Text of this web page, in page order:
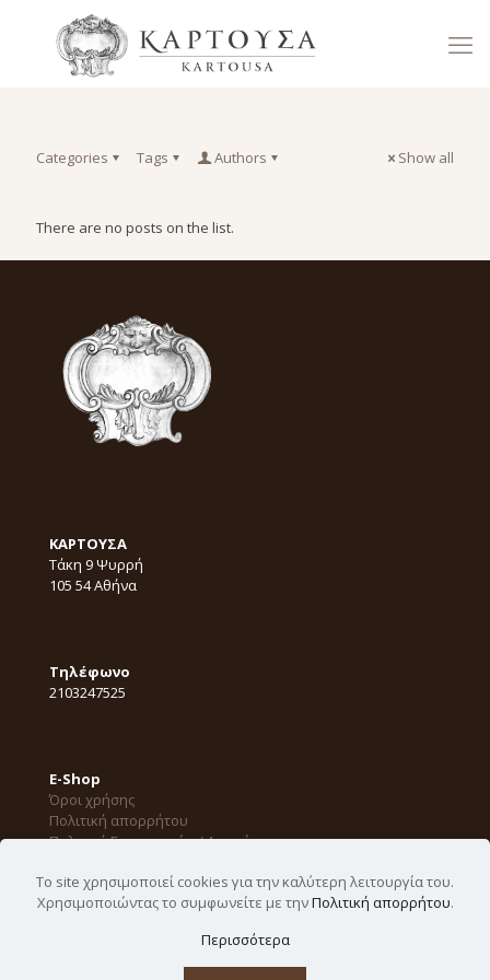
Categories Tags Authors Show all
There are no posts on the list.
KΑΡΤΟΥΣΑ
Τάκη 9 Ψυρρή
105 54 Αθήνα
Τηλέφωνο
2103247525
E-Shop
Όροι χρήσης
Πολιτική απορρήτου
Πολιτική Επιστροφών / Ακυρώσεων
2026 ΚΑΡΤΟΥΣΑ. All Rights Reserved. Designed by
Yiannis Veslemes
Το site χρησιμοποιεί cookies για την καλύτερη λειτουργία του.
Χρησιμοποιώντας το συμφωνείτε με τηνΠολιτική απορρήτου.
Περισσότερα